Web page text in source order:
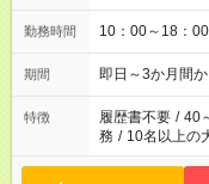
勤務時間 10：00～18：
期間 即日～3か月間
特徴 履歴書不要 / 40
務 / 10名以上の